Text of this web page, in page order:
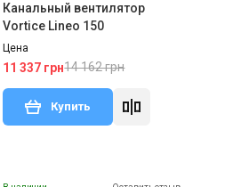
Канальный вентилятор
Vortice Lineo 150
Цена
11 337 грн14 162 грн
Купить